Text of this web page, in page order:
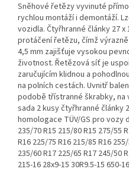
Sněhové řetězy vyvinuté
rychlou montáží i demontáží.
vozidla. Čtyřhranné články 27
protáčení řetězu, čímž
4,5 mm zajišťuje vysokou
životnost. Řetězová síť je
zaručujícím klidnou a
na polních cestách. Uvnitř
podobě třístranné škrabky, na
sada 2 kusy čtyřhranné články
homologace TÜV/GS pro vozy
235/70 R15 215/80 R15 275/55
R16 225/75 R16 215/85 R16
235/60 R17 225/65 R17 245/50
215-16 28x9-15 30R9.5-15 650-